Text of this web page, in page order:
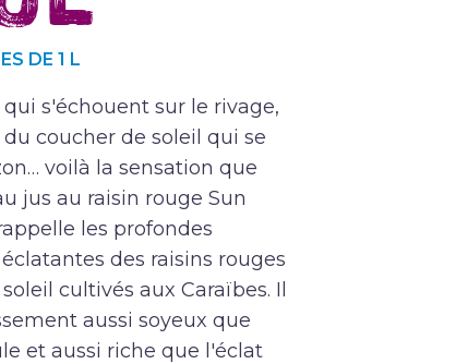
DE 1 L
s'échouent sur le rivage,
coucher de soleil qui se
voilà la sensation que
jus au raisin rouge Sun
les profondes
des raisins rouges
cultivés aux Caraïbes. Il
aussi soyeux que
et aussi riche que l'éclat